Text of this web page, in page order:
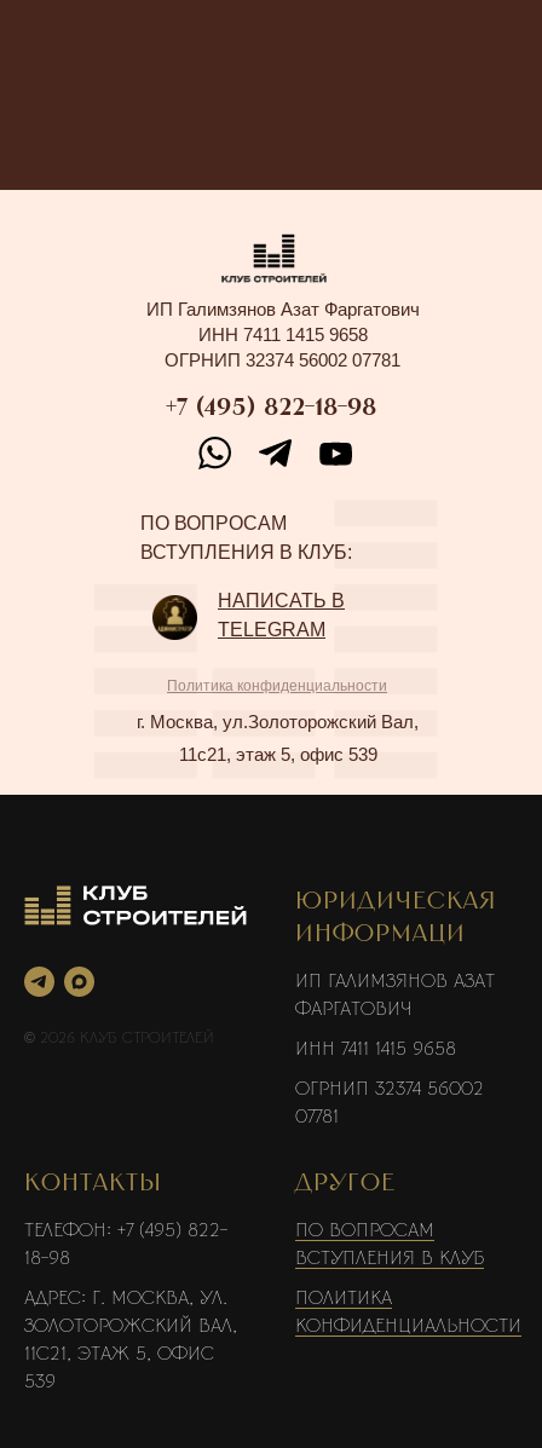
+7 (495) 822-18-98
Политика конфиденциальности
ИП Галимзянов Азат Фаргатович
ИНН 7411 1415 9658
ОГРНИП 32374 56002 07781
г. Москва, ул.Золоторожский Вал,
11с21, этаж 5, офис 539
ПО ВОПРОСАМ
ВСТУПЛЕНИЯ В КЛУБ:
НАПИСАТЬ В
TELEGRAM
© 2026 Клуб Строителей
ЮРИДИЧЕСКАЯ
ИНФОРМАЦИ
ИП Галимзянов Азат
Фаргатович
ИНН 7411 1415 9658
ОГРНИП 32374 56002
07781
КОНТАКТЫ
Телефон: +7 (495) 822-
18-98
Адрес: г. Москва, ул.
Золоторожский Вал,
11с21, этаж 5, офис
539
ДРУГОЕ
По вопросам
вступления в клуб
Политика
конфиденциальности